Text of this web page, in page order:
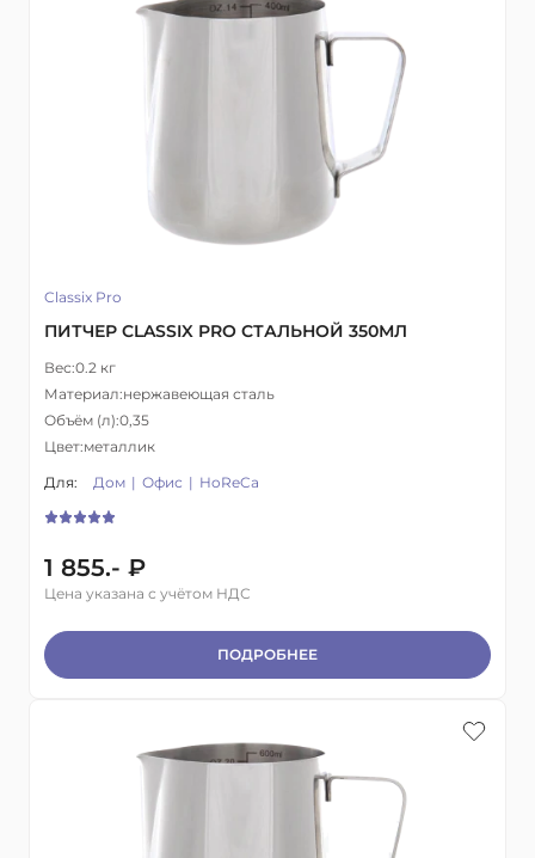
Classix Pro
ПИТЧЕР CLASSIX PRO СТАЛЬНОЙ 350МЛ
Вес:0.2 кг
Материал:нержавеющая сталь
Объём (л):0,35
Цвет:металлик
Для:
Дом Офис HoReCa
1 855.- ₽
Цена указана с учётом НДС
ПОДРОБНЕЕ